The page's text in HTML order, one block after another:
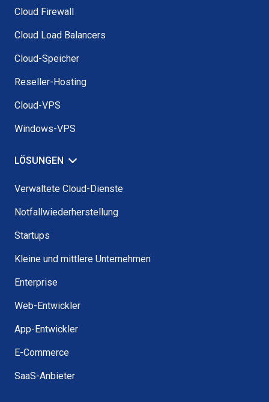
Cloud Firewall
Cloud Load Balancers
Cloud-Speicher
Reseller-Hosting
Cloud-VPS
Windows-VPS
LÖSUNGEN
Verwaltete Cloud-Dienste
Notfallwiederherstellung
Startups
Kleine und mittlere Unternehmen
Enterprise
Web-Entwickler
App-Entwickler
E-Commerce
SaaS-Anbieter